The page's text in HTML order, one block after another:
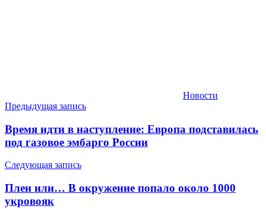
Новости
Навигация
по
записям
Предыдущая запись
Время идти в наступление: Европа подставилась
под газовое эмбарго России
Следующая запись
Плен или… В окружение попало около 1000
укровояк